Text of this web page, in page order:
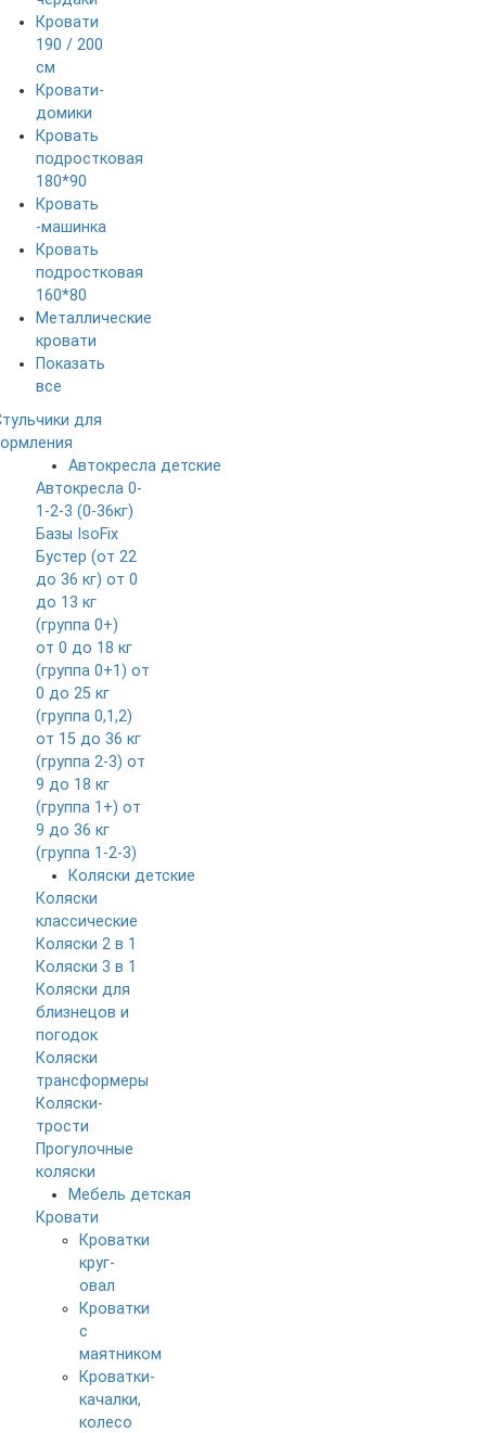
Кровати
190 / 200
см
Кровати-
домики
Кровать
подростковая
180*90
Кровать
-машинка
Кровать
подростковая
160*80
Металлические
кровати
Показать
все
для
Автокресла детские
Автокресла 0-
1-2-3 (0-36кг)
Базы IsoFix
Бустер (от 22
до 36 кг) от 0
до 13 кг
(группа 0+)
от 0 до 18 кг
(группа 0+1) от
0 до 25 кг
(группа 0,1,2)
от 15 до 36 кг
(группа 2-3) от
9 до 18 кг
(группа 1+) от
9 до 36 кг
(группа 1-2-3)
Коляски детские
Коляски
классические
Коляски 2 в 1
Коляски 3 в 1
Коляски для
близнецов и
погодок
Коляски
трансформеры
Коляски-
трости
Прогулочные
коляски
Мебель детская
Кровати
Кроватки
круг-
овал
Кроватки
с
маятником
Кроватки-
качалки,
колесо